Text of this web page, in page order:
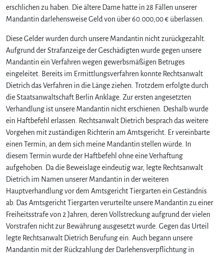
erschlichen zu haben. Die ältere Dame hatte in 28 Fällen unserer
Mandantin darlehensweise Geld von über 60.000,00 € überlassen.
Diese Gelder wurden durch unsere Mandantin nicht zurückgezahlt.
Aufgrund der Strafanzeige der Geschädigten wurde gegen unsere
Mandantin ein Verfahren wegen gewerbsmäßigen Betruges
eingeleitet. Bereits im Ermittlungsverfahren konnte Rechtsanwalt
Dietrich das Verfahren in die Länge ziehen. Trotzdem erfolgte durch
die Staatsanwaltschaft Berlin Anklage. Zur ersten angesetzten
Verhandlung ist unsere Mandantin nicht erschienen. Deshalb wurde
ein Haftbefehl erlassen. Rechtsanwalt Dietrich besprach das weitere
Vorgehen mit zuständigen Richterin am Amtsgericht. Er vereinbarte
einen Termin, an dem sich meine Mandantin stellen würde. In
diesem Termin wurde der Haftbefehl ohne eine Verhaftung
aufgehoben. Da die Beweislage eindeutig war, legte Rechtsanwalt
Dietrich im Namen unserer Mandantin in der weiteren
Hauptverhandlung vor dem Amtsgericht Tiergarten ein Geständnis
ab. Das Amtsgericht Tiergarten verurteilte unsere Mandantin zu einer
Freiheitsstrafe von 2 Jahren, deren Vollstreckung aufgrund der vielen
Vorstrafen nicht zur Bewährung ausgesetzt wurde. Gegen das Urteil
legte Rechtsanwalt Dietrich Berufung ein. Auch begann unsere
Mandantin mit der Rückzahlung der Darlehensverpflichtung in